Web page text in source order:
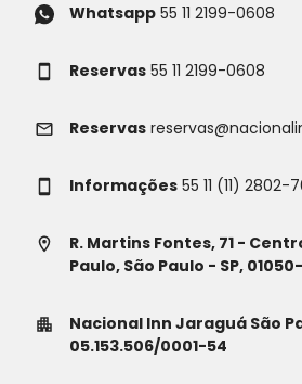
Whatsapp 55 11 2199-0608
Reservas 55 11 2199-0608
Reservas
Informações 55 11 (11) 2802-
R. Martins Fontes, 71 -
Paulo, São Paulo - SP,
Nacional Inn Jaraguá São
05.153.506/0001-54